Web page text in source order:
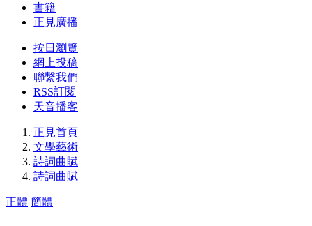
書籍
正見廣播
按日瀏覽
網上投稿
聯繫我們
RSS訂閱
天音播客
正見首頁
文學藝術
詩詞曲賦
詩詞曲賦
正體 簡體